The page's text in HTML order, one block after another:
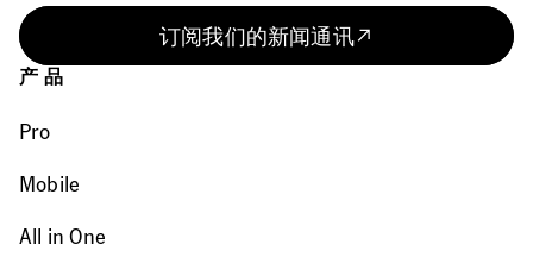
产品
Pro
Mobile
All in One
订阅我们的新闻通讯